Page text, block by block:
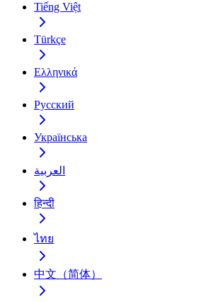
Tiếng Việt
Türkçe
Ελληνικά
Русский
Українська
العربية
हिन्दी
ไทย
中文（简体）